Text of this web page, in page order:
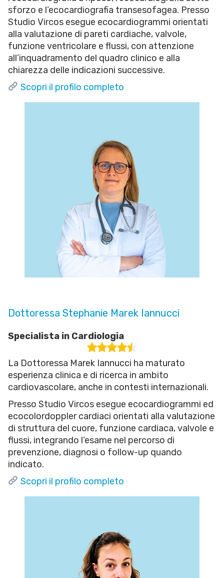
sforzo e l’ecocardiografia transesofagea. Presso
Studio Vircos esegue ecocardiogrammi orientati
alla valutazione di pareti cardiache, valvole,
funzione ventricolare e flussi, con attenzione
all’inquadramento del quadro clinico e alla
chiarezza delle indicazioni successive.
Scopri il profilo completo
Dottoressa Stephanie Marek Iannucci
Specialista in Cardiologia
La Dottoressa Marek Iannucci ha maturato
esperienza clinica e di ricerca in ambito
cardiovascolare, anche in contesti internazionali.
Presso Studio Vircos esegue ecocardiogrammi ed
ecocolordoppler cardiaci orientati alla valutazione
di struttura del cuore, funzione cardiaca, valvole e
flussi, integrando l’esame nel percorso di
prevenzione, diagnosi o follow-up quando
indicato.
Scopri il profilo completo